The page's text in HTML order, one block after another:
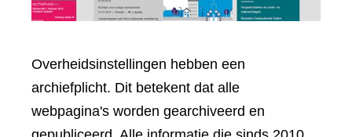
Overheidsinstellingen hebben een
archiefplicht. Dit betekent dat alle
webpagina's worden gearchiveerd en